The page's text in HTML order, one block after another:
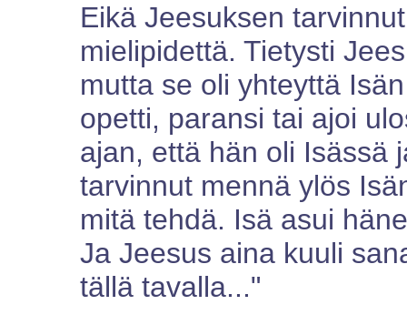
Eikä Jeesuksen
mielipidettä. Tietysti
mutta se oli yhteyttä
opetti, paransi tai ajoi
ajan, että hän oli Isässä
tarvinnut mennä ylös
mitä tehdä. Isä asui
Ja Jeesus aina kuuli
tällä tavalla..."